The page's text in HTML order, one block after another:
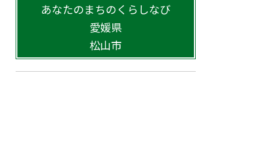
あなたのまちのくらしなび
愛媛県
松山市